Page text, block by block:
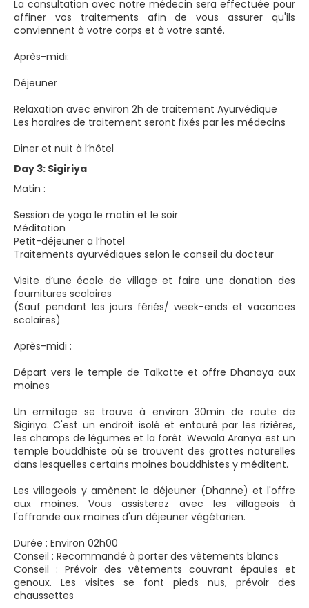
La consultation avec notre médecin sera effectuée pour
affiner vos traitements afin de vous assurer qu'ils
conviennent à votre corps et à votre santé.
Après-midi:
Déjeuner
Relaxation avec environ 2h de traitement Ayurvédique
Les horaires de traitement seront fixés par les médecins
Diner et nuit à l’hôtel
Day 3: Sigiriya
Matin :
Session de yoga le matin et le soir
Méditation
Petit-déjeuner a l’hotel
Traitements ayurvédiques selon le conseil du docteur
Visite d’une école de village et faire une donation des
fournitures scolaires
(Sauf pendant les jours fériés/ week-ends et vacances
scolaires)
Après-midi :
Départ vers le temple de Talkotte et offre Dhanaya aux
moines
Un ermitage se trouve à environ 30min de route de
Sigiriya. C'est un endroit isolé et entouré par les rizières,
les champs de légumes et la forêt. Wewala Aranya est un
temple bouddhiste où se trouvent des grottes naturelles
dans lesquelles certains moines bouddhistes y méditent.
Les villageois y amènent le déjeuner (Dhanne) et l'offre
aux moines. Vous assisterez avec les villageois à
l'offrande aux moines d'un déjeuner végétarien.
Durée : Environ 02h00
Conseil : Recommandé à porter des vêtements blancs
Conseil : Prévoir des vêtements couvrant épaules et
genoux. Les visites se font pieds nus, prévoir des
chaussettes